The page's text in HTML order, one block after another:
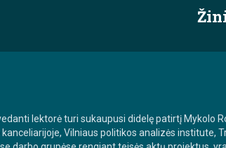
lektorė turi sukaupusi didelę patirtį Mykolo
Vilniaus politikos analizės institute,